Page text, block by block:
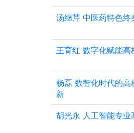
汤继芹 中医药特色终
王育红 数字化赋能
杨磊 数智化时代的
新
胡光永 人工智能专业